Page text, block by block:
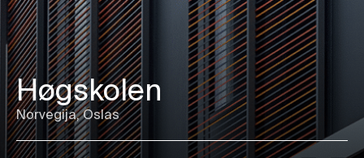
Høgskolen
Norvegija, Oslas